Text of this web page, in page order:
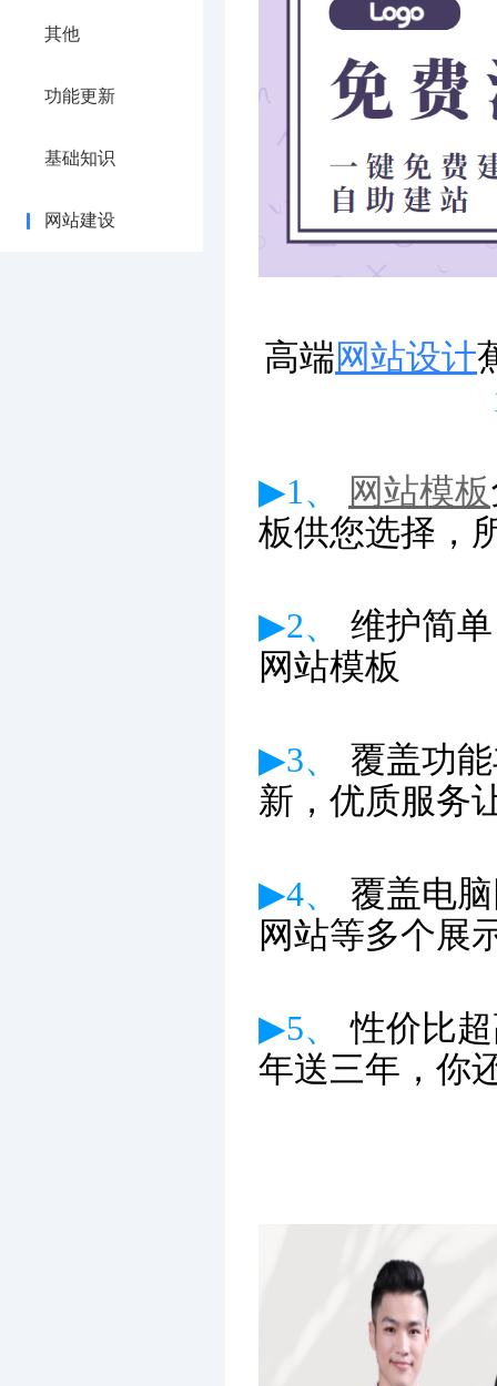
其他
功能更新
基础知识
网站建设
高端网站设计
▶1、 网站模板
板供您选择，
▶2、
维护简
网站模板
▶3、
覆盖功
新 ，优质服务
▶4、
覆盖电
网站等多个展
▶5、
性价比
年送三年，你